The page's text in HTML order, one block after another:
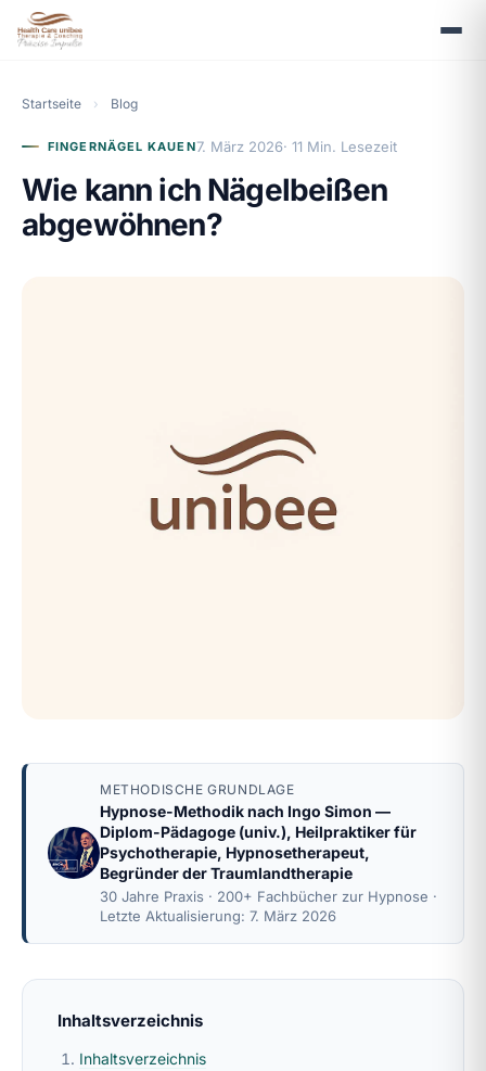
Startseite › Blog
FINGERNÄGEL KAUEN7. März 2026· 11 Min. Lesezeit
Wie kann ich Nägelbeißen
abgewöhnen?
METHODISCHE GRUNDLAGE
Hypnose-Methodik nach Ingo Simon —
Diplom-Pädagoge (univ.), Heilpraktiker für
Psychotherapie, Hypnosetherapeut,
Begründer der Traumlandtherapie
30 Jahre Praxis · 200+ Fachbücher zur Hypnose ·
Letzte Aktualisierung: 7. März 2026
Inhaltsverzeichnis
Inhaltsverzeichnis